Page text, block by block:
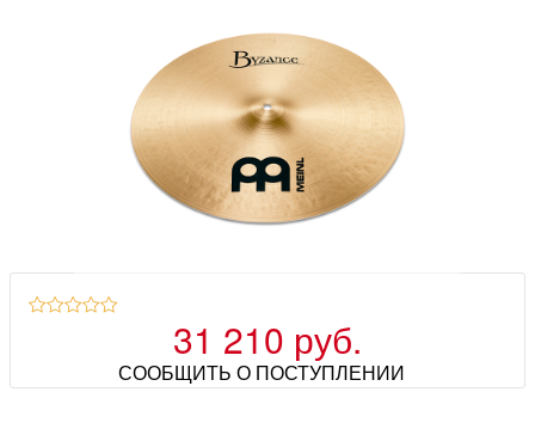
31 210 руб.
СООБЩИТЬ О ПОСТУПЛЕНИИ